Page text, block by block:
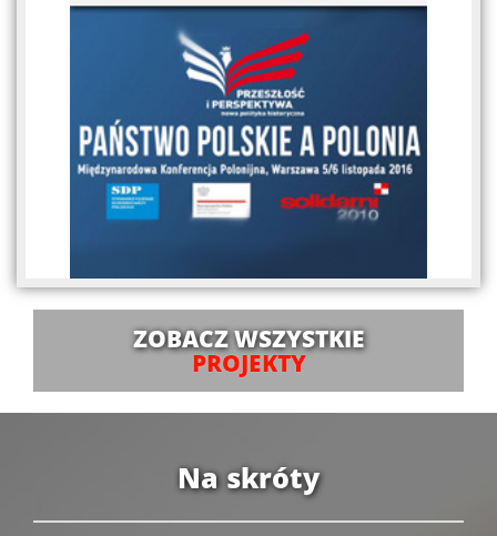
ZOBACZ WSZYSTKIE
PROJEKTY
Na skróty